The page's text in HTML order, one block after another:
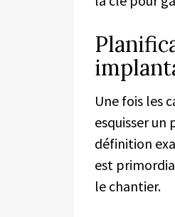
Une fois les
esquisser
définition
est
le chantier.